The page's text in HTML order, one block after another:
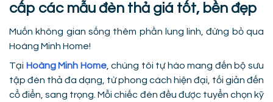
cấp các mẫu đèn thả giá tốt, bền đẹp
Muốn không gian sống thêm phần lung linh, đừng bỏ qua
Hoàng Minh Home!
Tại Hoàng Minh Home, chúng tôi tự hào mang đến bộ sưu
tập đèn thả đa dạng, từ phong cách hiện đại, tối giản đến
cổ điển, sang trọng. Mỗi chiếc đèn đều được tuyển chọn kỹ